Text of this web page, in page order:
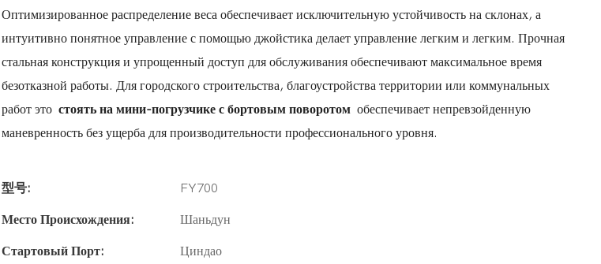
Оптимизированное распределение веса обеспечивает исключительную устойчивость на склонах, а
интуитивно понятное управление с помощью джойстика делает управление легким и легким. Прочная
стальная конструкция и упрощенный доступ для обслуживания обеспечивают максимальное время
безотказной работы. Для городского строительства, благоустройства территории или коммунальных
работ это стоять на мини-погрузчике с бортовым поворотом обеспечивает непревзойденную
маневренность без ущерба для производительности профессионального уровня.
型号: FY700
Место Происхождения: Шаньдун
Стартовый Порт: Циндао